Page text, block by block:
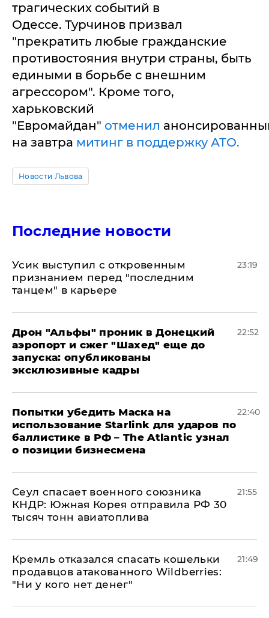
трагических событий в
Одессе. Турчинов призвал
"прекратить любые гражданские
противостояния внутри страны, быть
едиными в борьбе с внешним
агрессором". Кроме того,
харьковский
"Евромайдан" отменил
на завтра митинг в поддержку АТО.
Новости Львова
Последние новости
Усик выступил с откровенным
признанием перед "последним
танцем" в карьере
23:19
Дрон "Альфы" проник в Донецкий
аэропорт и сжег "Шахед" еще до
запуска: опубликованы
эксклюзивные кадры
22:52
Попытки убедить Маска на
использование Starlink для ударов по
баллистике в РФ – The Atlantic узнал
о позиции бизнесмена
22:40
​Сеул спасает военного союзника
КНДР: Южная Корея отправила РФ 30
тысяч тонн авиатоплива
21:55
Кремль отказался спасать кошельки
продавцов атакованного Wildberries:
"Ни у кого нет денег"
21:49